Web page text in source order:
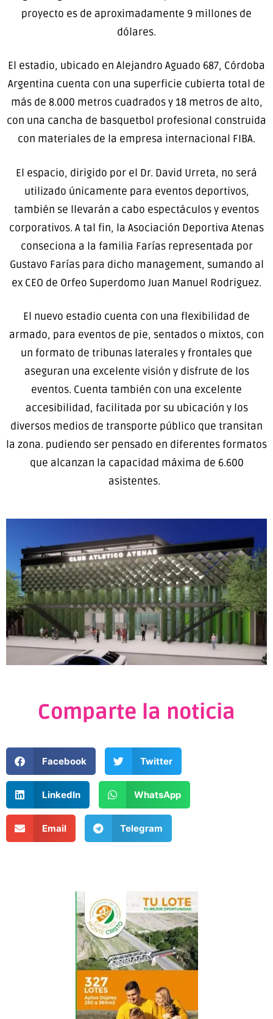
proyecto es de aproximadamente 9 millones de
dólares.
El estadio, ubicado en Alejandro Aguado 687, Córdoba
Argentina cuenta con una superficie cubierta total de
más de 8.000 metros cuadrados y 18 metros de alto,
con una cancha de basquetbol profesional construida
con materiales de la empresa internacional FIBA.
El espacio, dirigido por el Dr. David Urreta, no será
utilizado únicamente para eventos deportivos,
también se llevarán a cabo espectáculos y eventos
corporativos. A tal fin, la Asociación Deportiva Atenas
conseciona a la familia Farías representada por
Gustavo Farías para dicho management, sumando al
ex CEO de Orfeo Superdomo Juan Manuel Rodriguez.
El nuevo estadio cuenta con una flexibilidad de
armado, para eventos de pie, sentados o mixtos, con
un formato de tribunas laterales y frontales que
aseguran una excelente visión y disfrute de los
eventos. Cuenta también con una excelente
accesibilidad, facilitada por su ubicación y los
diversos medios de transporte público que transitan
la zona. pudiendo ser pensado en diferentes formatos
que alcanzan la capacidad máxima de 6.600
asistentes.
Comparte la noticia
Facebook Twitter
LinkedIn WhatsApp
Email Telegram